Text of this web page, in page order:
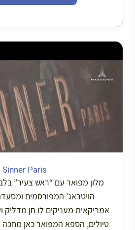
Sinner Paris
מלון מפואר עם “ראש צעיר”
הויטראג’ המפורסמים
אמריקאית מעניקים לו חן מדליק
טיולים, הספא המפואר כאן מחכה